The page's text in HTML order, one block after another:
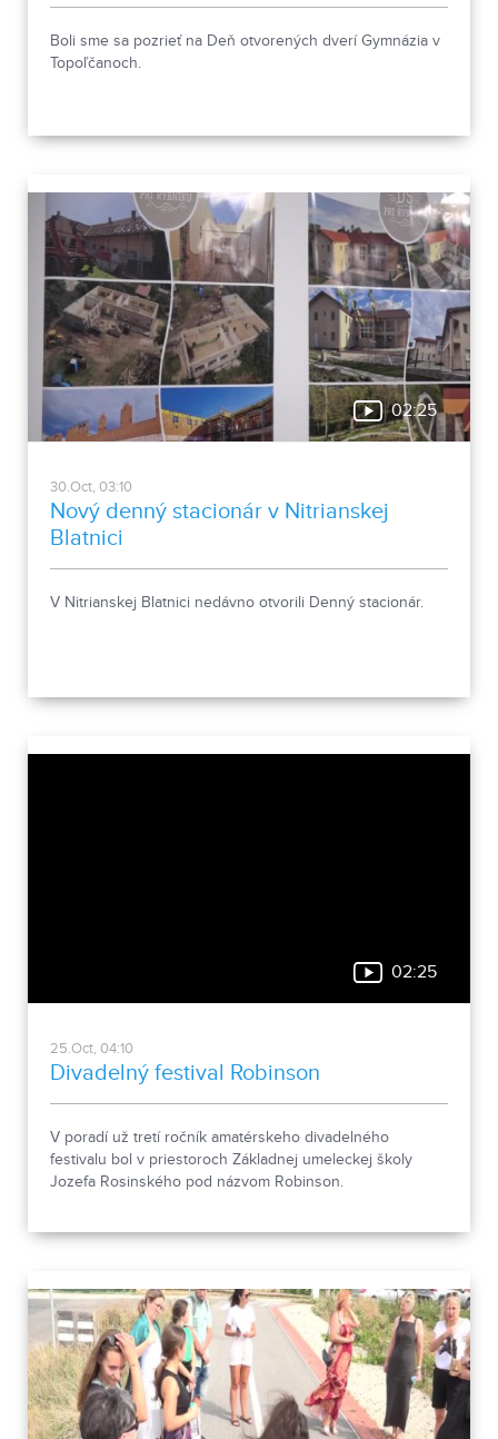
Boli sme sa pozrieť na Deň otvorených dverí Gymnázia v
Topoľčanoch.
02:25
30.Oct, 03:10
Nový denný stacionár v Nitrianskej
Blatnici
V Nitrianskej Blatnici nedávno otvorili Denný stacionár.
02:25
25.Oct, 04:10
Divadelný festival Robinson
V poradí už tretí ročník amatérskeho divadelného
festivalu bol v priestoroch Základnej umeleckej školy
Jozefa Rosinského pod názvom Robinson.